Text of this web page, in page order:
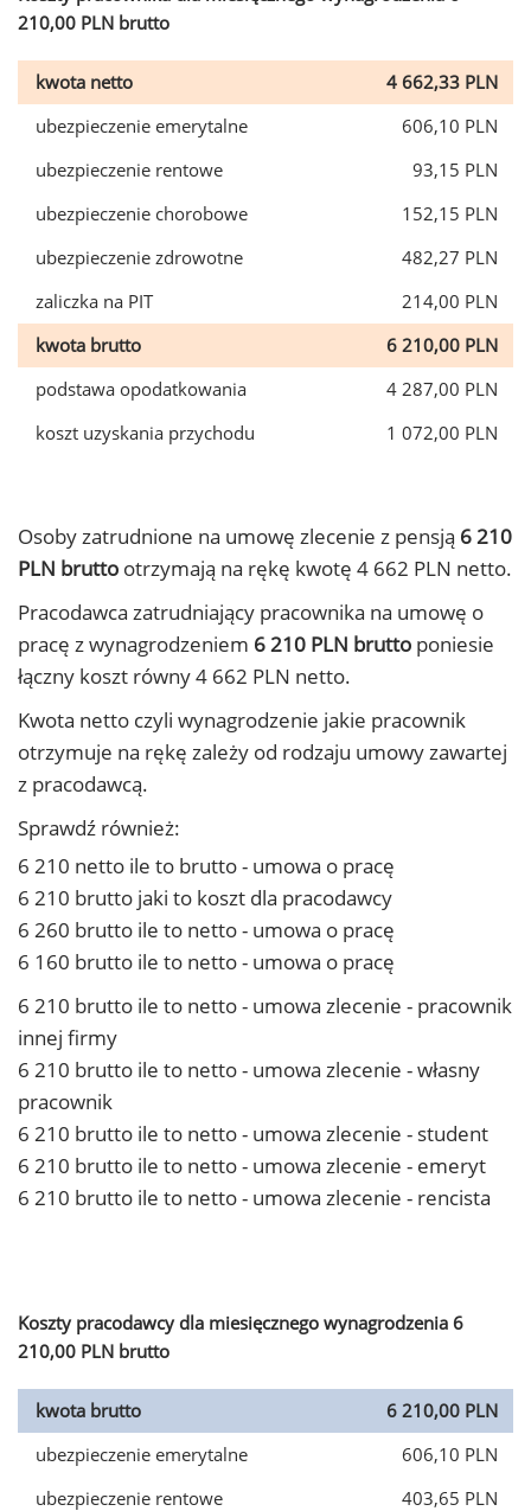
210,00 PLN brutto
kwota netto
4 662,33 PLN
ubezpieczenie emerytalne
606,10 PLN
ubezpieczenie rentowe
93,15 PLN
ubezpieczenie chorobowe
152,15 PLN
ubezpieczenie zdrowotne
482,27 PLN
zaliczka na PIT
214,00 PLN
kwota brutto
6 210,00 PLN
podstawa opodatkowania
4 287,00 PLN
koszt uzyskania przychodu
1 072,00 PLN
Osoby zatrudnione na umowę zlecenie z pensją 6 210
PLN brutto otrzymają na rękę kwotę 4 662 PLN netto.
Pracodawca zatrudniający pracownika na umowę o
pracę z wynagrodzeniem 6 210 PLN brutto poniesie
łączny koszt równy 4 662 PLN netto.
Kwota netto czyli wynagrodzenie jakie pracownik
otrzymuje na rękę zależy od rodzaju umowy zawartej
z pracodawcą.
Sprawdź również:
6 210 netto ile to brutto - umowa o pracę
6 210 brutto jaki to koszt dla pracodawcy
6 260 brutto ile to netto - umowa o pracę
6 160 brutto ile to netto - umowa o pracę
6 210 brutto ile to netto - umowa zlecenie - pracownik
innej firmy
6 210 brutto ile to netto - umowa zlecenie - własny
pracownik
6 210 brutto ile to netto - umowa zlecenie - student
6 210 brutto ile to netto - umowa zlecenie - emeryt
6 210 brutto ile to netto - umowa zlecenie - rencista
Koszty pracodawcy dla miesięcznego wynagrodzenia 6
210,00 PLN brutto
kwota brutto
6 210,00 PLN
ubezpieczenie emerytalne
606,10 PLN
ubezpieczenie rentowe
403,65 PLN